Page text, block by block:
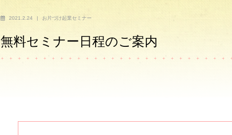
2021.2.24 | お片づけ起業セミナー
無料セミナー日程のご案内